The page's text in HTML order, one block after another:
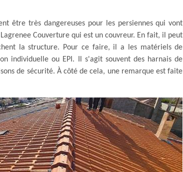
être très dangereuses pour les persiennes qui vont
Couverture qui est un couvreur. En fait, il peut
la structure. Pour ce faire, il a les matériels de
individuelle ou EPI. Il s'agit souvent des harnais de
de sécurité. À côté de cela, une remarque est faite